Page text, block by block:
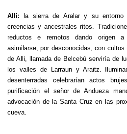
Alli:
la sierra de Aralar y su entorno
creencias y ancestrales ritos.
reductos e remotos dando origen a
asimilarse, por desconocidas, con
de Alli, llamada de Belcebú serviría de
los valles de Larraun y Araitz.
desenterradas celebrarían actos
purificación el señor de Andueza
advocación de la Santa Cruz en las
cueva.